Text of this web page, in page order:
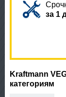
за 1
Kraftmann
категориям